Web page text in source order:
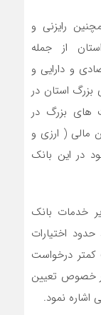
رایزنی و
از جمله
و دارایی و
بزرگ استان در
های بزرگ در
مالی ( ارزی و
در این بانک
خدمات بانک
اختیارات
کمتر درخواست
خصوص تعیین
اشاره نمود.